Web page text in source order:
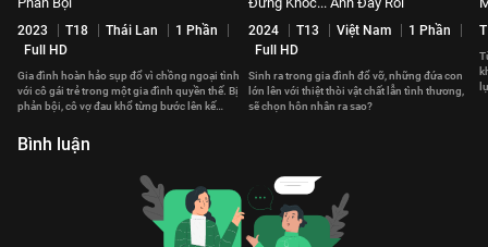
2023 T18 Thái Lan
1 Phần
Full HD
Gia đình hoàn hảo sụp đổ vì chồng ngoại tình
với cô gái trẻ trong một gia đình quyền thế. Bị
phản bội, cô vợ đau khổ từng bước lên kế
2024 T13 Việt Nam
1 Phần
Full HD
Sinh ra trong gia đình đổ vỡ, những đứa con
lớn lên với thiệt thòi vật chất lẫn tình thương,
sẽ chọn hôn nhân ra sao?
Bình luận